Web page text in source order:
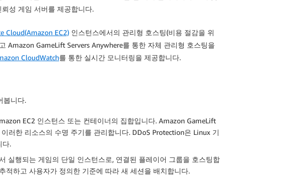
성 게임 서버를 제공합니다.
Cloud(Amazon EC2) 인스턴스에서의 관리형 호스팅(비용 절감을 위
Amazon GameLift Servers Anywhere를 통한 자체 관리형 호스팅을
CloudWatch를 통한 실시간 모니터링을 제공합니다.
봅니다.
EC2 인스턴스 또는 컨테이너의 집합입니다. Amazon GameLift
러한 리소스의 수명 주기를 관리합니다. DDoS Protection은 Linux 기
다.
실행되는 게임의 단일 인스턴스로, 연결된 플레이어 그룹을 호스팅합
적하고 사용자가 정의한 기준에 따라 새 세션을 배치합니다.